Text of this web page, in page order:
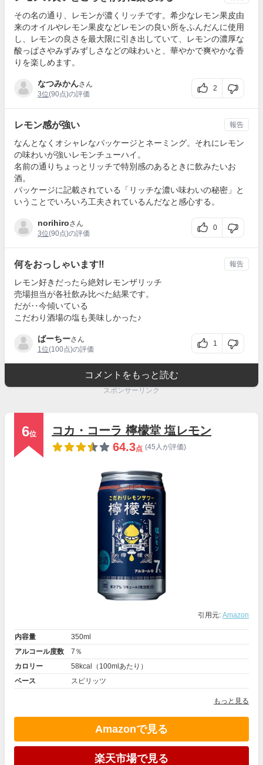
その名の通り、レモンが濃くリッチです。希少なレモン果皮由
来のオイルやレモン果皮などレモンの良い所をふんだんに使用
し、レモンの良さを最大限に引き出していて、レモンの濃厚な
酸っぱさやみずみずしさなどの味わいと、華やかで爽やかな香
りを楽しめます。
なつみかんさん
3位(90点)の評価
2
レモン感が強い
なんとなくオシャレなパッケージとネーミング。それにレモン
の味わいが強いレモンチューハイ。
名前の通りちょっとリッチで特別感のあるときに飲みたいお
酒。
パッケージに記載されている「リッチな濃い味わいの秘密」と
いうことでいろいろ工夫されているんだなと感心する。
norihiroさん
3位(90点)の評価
0
報告
何をおっしゃいます‼️
レモン好きだったら絶対レモンザリッチ
売場担当が各社飲み比べた結果です。
だが‥今傾いている
こだわり酒場の塩も美味しかった♪
ばーちーさん
1位(100点)の評価
1
報告
コメントをもっと読む
スポンサーリンク
6位
コカ・コーラ 檸檬堂 塩レモン
64.3点 (45人が評価)
引用元: Amazon
内容量
350ml
アルコール度数
7％
カロリー
58kcal（100mlあたり）
ベース
スピリッツ
もっと見る
Amazonで見る
楽天市場で見る